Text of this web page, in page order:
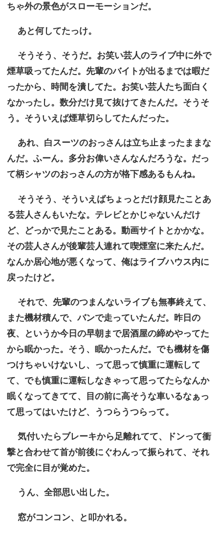
ちゃ外の景色がスローモーションだ。
あと何してたっけ。
そうそう、そうだ。お笑い芸人のライブ中に外で
煙草吸ってたんだ。先輩のバイトが出るまでは暇だ
ったから、時間を潰してた。お笑い芸人たち面白く
なかったし。数分だけ見て抜けてきたんだ。そうそ
う。そういえば煙草切らしてたんだった。
あれ、白スーツのおっさんは立ち止まったままな
んだ。ふーん。多分お偉いさんなんだろうな。だっ
て柄シャツのおっさんの方が格下感あるもんね。
そうそう、そういえばちょっとだけ顔見たことあ
る芸人さんもいたな。テレビとかじゃないんだけ
ど、どっかで見たことある。動画サイトとかかな。
その芸人さんが後輩芸人連れて喫煙室に来たんだ。
なんか居心地が悪くなって、俺はライブハウス内に
戻ったけど。
それで、先輩のつまんないライブも無事終えて、
また機材積んで、バンで走っていたんだ。昨日の
夜、というか今日の早朝まで居酒屋の締めやってた
から眠かった。そう、眠かったんだ。でも機材を傷
つけちゃいけないし、って思って慎重に運転して
て、でも慎重に運転しなきゃって思ってたらなんか
眠くなってきてて、目の前に高そうな車いるなぁっ
て思ってはいたけど、うつらうつらって。
気付いたらブレーキから足離れてて、ドンって衝
撃と合わせて首が前後にぐわんって振られて、それ
で完全に目が覚めた。
うん、全部思い出した。
窓がコンコン、と叩かれる。